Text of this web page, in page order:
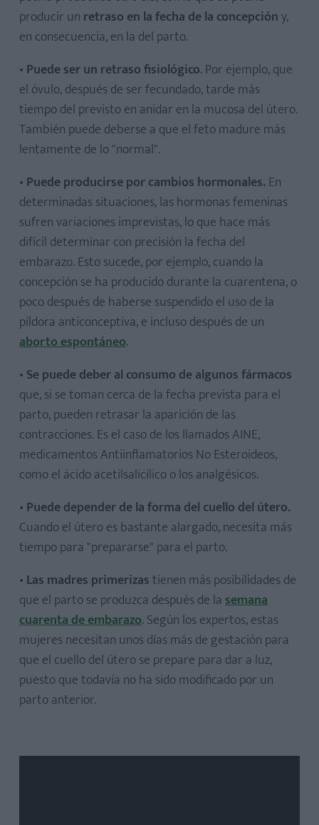
producir un retraso en la fecha de la concepcióny,
en consecuencia, en la del parto.
• Puede ser un retraso fisiológico. Por ejemplo, que
el óvulo, después de ser fecundado, tarde más
tiempo del previsto en anidar en la mucosa del útero.
También puede deberse a que el feto madure más
lentamente de lo "normal".
• Puede producirsepor cambios hormonales. En
determinadas situaciones, las hormonas femeninas
sufren variaciones imprevistas, lo que hace más
difícil determinar con precisión la fecha del
embarazo. Esto sucede, por ejemplo, cuando la
concepción se ha producido durante la cuarentena, o
poco después de haberse suspendido el uso de la
píldora anticonceptiva, e incluso después de un
aborto espontáneo.
• Se puede deber al consumo de algunos fármacos
que, si se toman cerca de la fecha prevista para el
parto, pueden retrasar la aparición de las
contracciones. Es el caso de los llamados AINE,
medicamentos Antiinflamatorios No Esteroideos,
como el ácido acetilsalicílico o los analgésicos.
• Puede depender de la forma del cuello del útero.
Cuando el útero es bastante alargado, necesita más
tiempo para "prepararse" para el parto.
• Las madres primerizastienen más posibilidades de
que el parto se produzca después de la semana
cuarenta de embarazo. Según los expertos, estas
mujeres necesitan unos días más de gestación para
que el cuello del útero se prepare para dar a luz,
puesto que todavía no ha sido modificado por un
parto anterior.